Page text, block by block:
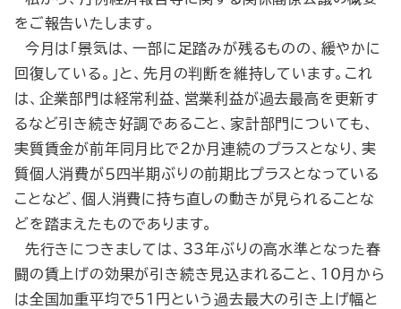
をご報告いたします。
今月は「景気は、一部に足踏みが残るものの、緩やかに
回復している。」と、先月の判断を維持しています。これ
は、企業部門は経常利益、営業利益が過去最高を更新す
るなど引き続き好調であること、家計部門についても、
実質賃金が前年同月比で２か月連続のプラスとなり、実
質個人消費が５四半期ぶりの前期比プラスとなっている
ことなど、個人消費に持ち直しの動きが見られることな
どを踏まえたものであります。
先行きにつきましては、33年ぶりの高水準となった春
闘の賃上げの効果が引き続き見込まれること、10月から
は全国加重平均で51円という過去最大の引き上げ幅と